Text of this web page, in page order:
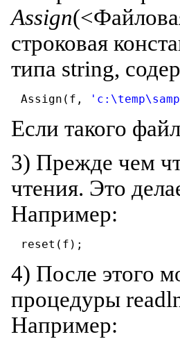
Assign
строковая
типа string,
Assign(f,
Если такого
3) Прежде чем
чтения. Это
Например:
reset(f);
4) После этого
процедуры
Например: